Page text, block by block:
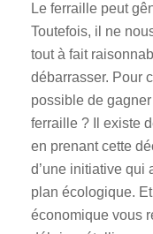
Le ferraille peut
Toutefois, il ne
tout à fait
débarrasser. Pour
possible de
ferraille ? Il existe
en prenant cette
d’une initiative qui
plan écologique.
économique vous